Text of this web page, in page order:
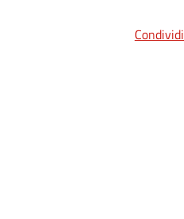
Condividi